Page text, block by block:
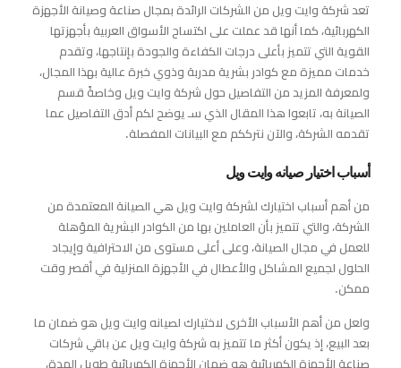
تعد شركة وايت ويل من الشركات الرائدة بمجال صناعة وصيانة الأجهزة
الكهربائية، كما أنها قد عملت على اكتساح الأسواق العربية بأجهزتها
القوية التي تتميز بأعلى درجات الكفاءة والجودة بإنتاجها، وتقدم
خدمات مميزة مع كوادر بشرية مدربة وذوي خبرة عالية بهذا المجال،
ولمعرفة المزيد من التفاصيل حول شركة وايت ويل وخاصةً قسم
الصيانة به، تابعوا هذا المقال الذي سـ يوضح لكم أدق التفاصيل عما
تقدمه الشركة، والآن نترككم مع البيانات المفصلة.
أسباب اختيار صيانه وايت ويل
من أهم أسباب اختيارك لشركة وايت ويل هي الصيانة المعتمدة من
الشركة، والتي تتميز بأن العاملين بها من الكوادر البشرية المؤهلة
للعمل في مجال الصيانة، وعلى أعلى مستوى من الاحترافية وإيجاد
الحلول لجميع المشاكل والأعطال في الأجهزة المنزلية في أقصر وقت
ممكن.
ولعل من أهم الأسباب الأخرى لاختيارك لصيانه وايت ويل هو ضمان ما
بعد البيع، إذ يكون أكثر ما تتميز به شركة وايت ويل عن باقي شركات
صناعة الأجهزة الكهربائية هو ضمان الأجهزة الكهربائية طويل المدة،